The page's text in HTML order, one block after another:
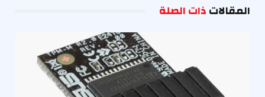
المقالاتذات الصلة